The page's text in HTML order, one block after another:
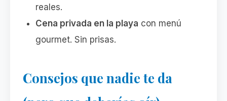
reales.
Cena privada en la playa con menú
gourmet. Sin prisas.
Consejos que nadie te da